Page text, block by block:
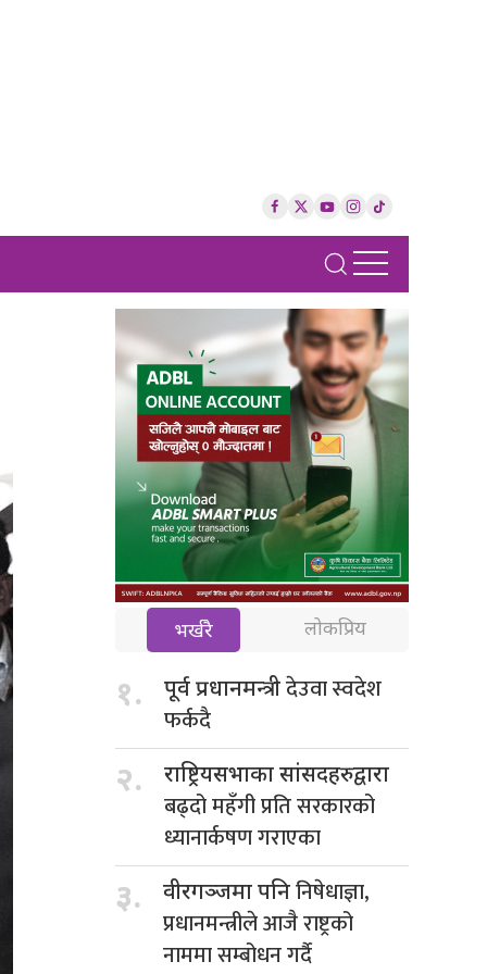
भर्खरै लोकप्रिय
१. पूर्व प्रधानमन्त्रीदेउवा स्वदेश
फर्कदै
२. राष्ट्रियसभाका सांसदहरुद्वारा
बढ्दो महँगी प्रति सरकारको
ध्यानार्कषण गराएका
३. वीरगञ्जमा पनिनिषेधाज्ञा,
प्रधानमन्त्रीले आजै राष्ट्रको
नाममा सम्बोधन गर्दै